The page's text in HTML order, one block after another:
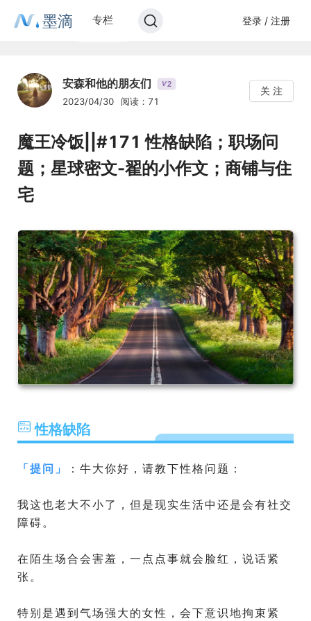
墨滴 专栏 登录 / 注册
安森和他的朋友们 V2
2023/04/30 阅读：71
关 注
魔王冷饭||#171 性格缺陷；职场问
题；星球密文-翟的小作文；商铺与住
宅
性格缺陷
「提问 」 ：牛大你好，请教下性格问题：
我这也老大不小了，但是现实生活中还是会有社交
障碍。
在陌生场合会害羞，一点点事就会脸红，说话紧
张。
特别是遇到气场强大的女性，会下意识地拘束紧